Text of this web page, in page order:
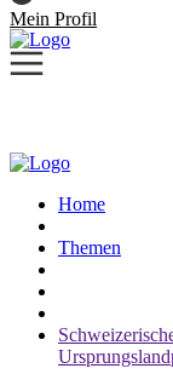
Mein Profil
Home
Themen